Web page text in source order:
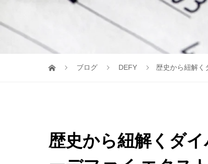
ブログ DEFY 歴史から紐解く
歴史から紐解くダ